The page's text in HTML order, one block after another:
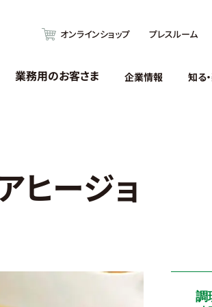
オンラインショップ プレスルーム
業務用のお客さま 企業情報 知る
ヒージョ
調